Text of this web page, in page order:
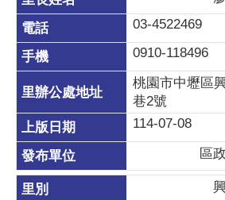
03-4522469
0910-118496
桃園市中壢區
巷2號
114-07-08
區